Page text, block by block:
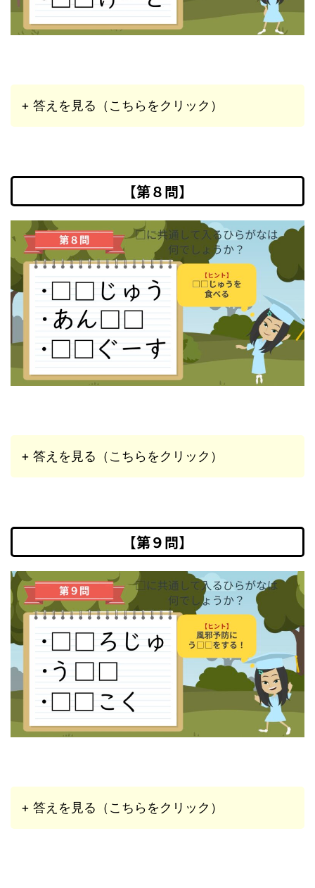
+ 答えを見る（こちらをクリック）
【第８問】
+ 答えを見る（こちらをクリック）
【第９問】
+ 答えを見る（こちらをクリック）